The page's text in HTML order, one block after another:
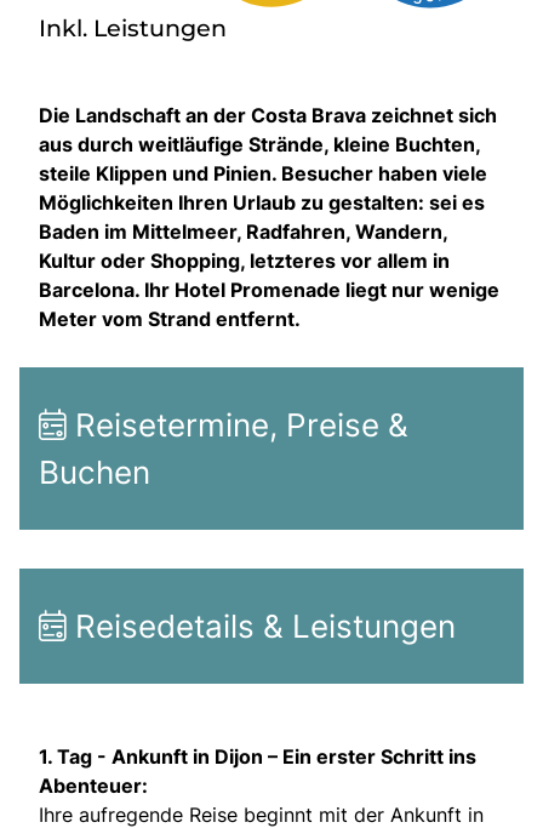
Inkl. Leistungen
Die Landschaft an der Costa Brava zeichnet sich
aus durch weitläufige Strände, kleine Buchten,
steile Klippen und Pinien. Besucher haben viele
Möglichkeiten Ihren Urlaub zu gestalten: sei es
Baden im Mittelmeer, Radfahren, Wandern,
Kultur oder Shopping, letzteres vor allem in
Barcelona. Ihr Hotel Promenade liegt nur wenige
Meter vom Strand entfernt.
Reisetermine, Preise &
Buchen
Reisedetails & Leistungen
1. Tag - Ankunft in Dijon – Ein erster Schritt ins
Abenteuer:
Ihre aufregende Reise beginnt mit der Ankunft in